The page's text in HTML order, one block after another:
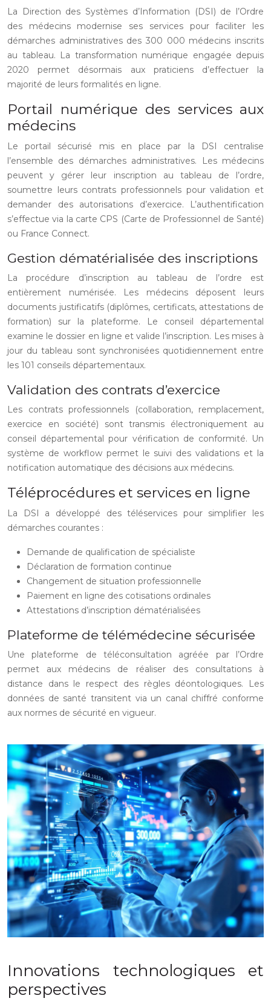
La Direction des Systèmes d’Information (DSI) de l’Ordre
des médecins modernise ses services pour faciliter les
démarches administratives des 300 000 médecins inscrits
au tableau. La transformation numérique engagée depuis
2020 permet désormais aux praticiens d’effectuer la
majorité de leurs formalités en ligne.
Portail numérique des services aux
médecins
Le portail sécurisé mis en place par la DSI centralise
l’ensemble des démarches administratives. Les médecins
peuvent y gérer leur inscription au tableau de l’ordre,
soumettre leurs contrats professionnels pour validation et
demander des autorisations d’exercice. L’authentification
s’effectue via la carte CPS (Carte de Professionnel de Santé)
ou France Connect.
Gestion dématérialisée des inscriptions
La procédure d’inscription au tableau de l’ordre est
entièrement numérisée. Les médecins déposent leurs
documents justificatifs (diplômes, certificats, attestations de
formation) sur la plateforme. Le conseil départemental
examine le dossier en ligne et valide l’inscription. Les mises à
jour du tableau sont synchronisées quotidiennement entre
les 101 conseils départementaux.
Validation des contrats d’exercice
Les contrats professionnels (collaboration, remplacement,
exercice en société) sont transmis électroniquement au
conseil départemental pour vérification de conformité. Un
système de workflow permet le suivi des validations et la
notification automatique des décisions aux médecins.
Téléprocédures et services en ligne
La DSI a développé des téléservices pour simplifier les
démarches courantes :
Demande de qualification de spécialiste
Déclaration de formation continue
Changement de situation professionnelle
Paiement en ligne des cotisations ordinales
Attestations d’inscription dématérialisées
Plateforme de télémédecine sécurisée
Une plateforme de téléconsultation agréée par l’Ordre
permet aux médecins de réaliser des consultations à
distance dans le respect des règles déontologiques. Les
données de santé transitent via un canal chiffré conforme
aux normes de sécurité en vigueur.
Innovations technologiques et
perspectives